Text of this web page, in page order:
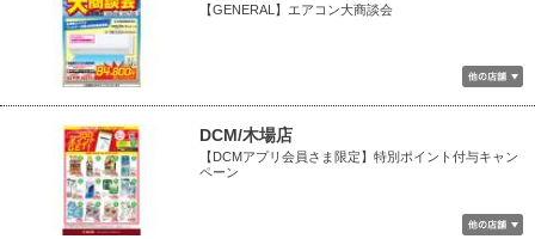
【GENERAL】エアコン大商談会
DCM/木場店
【DCMアプリ会員さま限定】特別ポイント付与キャン
ペーン